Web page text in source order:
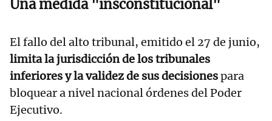
Una medida "insconstitucional"
El fallo del alto tribunal, emitido el 27 de junio,
limita la jurisdicción de los tribunales
inferiores y la validez de sus decisionespara
bloquear a nivel nacional órdenes del Poder
Ejecutivo.